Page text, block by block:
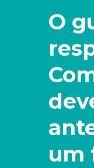
O
um